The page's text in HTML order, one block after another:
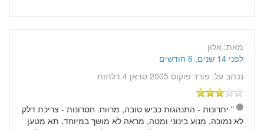
מאת: אלון
לפני 14 שנים, 6 חודשים
נכתב על: פורד פוקוס 2005 סדאן 4 דלתות
" יתרונות - התנהגות כביש טובה, מרווח. חסרונות - צריכת דלק
לא נמוכה, מנוע בינוני ומטה, מראה לא מושך במיוחד, תא מטען